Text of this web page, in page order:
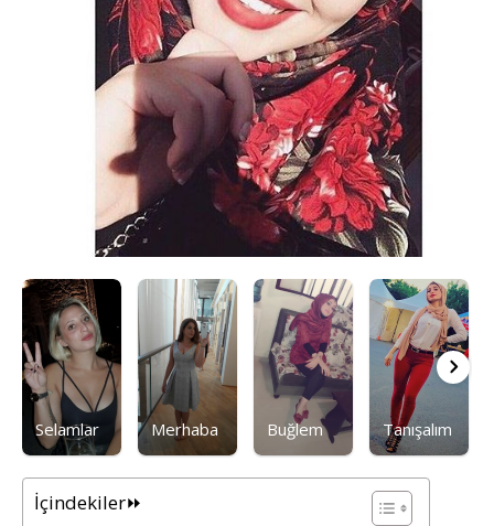
Selamlar Merhaba Buğlem Tanışalım
İçindekiler⏩